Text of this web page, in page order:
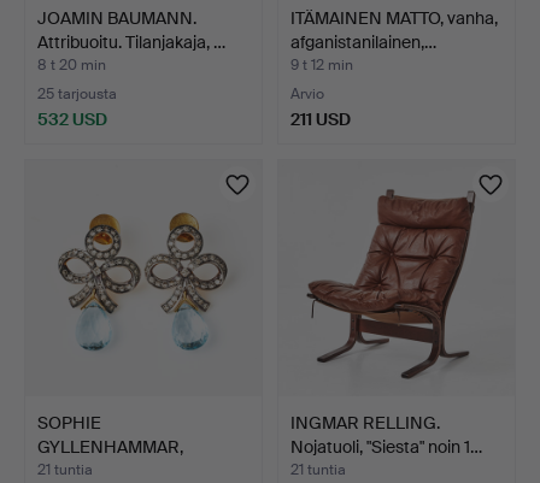
JOAMIN BAUMANN.
Attribuoitu. Tilanjakaja, …
8 t 20 min
25 tarjousta
532 USD
ITÄMAINEN MATTO, vanha,
afganistanilainen,…
9 t 12 min
Arvio
211 USD
SOPHIE
GYLLENHAMMAR,
korvakorut, 1 pari, k…
21 tuntia
INGMAR RELLING.
Nojatuoli, "Siesta" noin 1…
21 tuntia